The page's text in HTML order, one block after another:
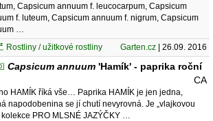
Capsicum annuum f. leucocarpum, Capsicum
f. luteum, Capsicum annuum f. nigrum, Capsicum
…
Garten.cz | 26.09. 2016
Rostliny / užitkové rostliny
Capsicum annuum 'Hamík' - paprika roční
CA
HAMÍK říká vše… Paprika HAMÍK je jen jedna,
napodobenina se jí chutí nevyrovná. Je „vlajkovou
kolekce PRO MLSNÉ JAZÝČKY …